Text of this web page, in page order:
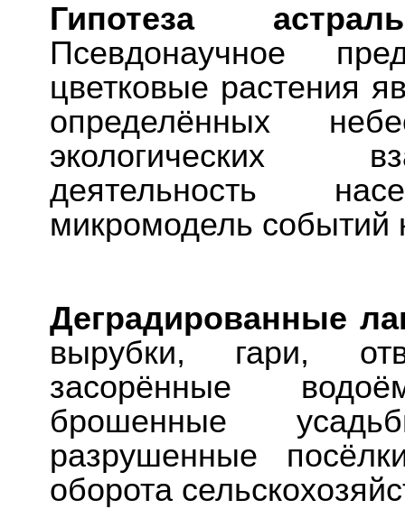
Гипотеза
Псевдонаучное
цветковые растения
определённых
экологических
деятельность
микромодель событий
Деградированные
вырубки, гари,
засорённые
брошенные
разрушенные
оборота